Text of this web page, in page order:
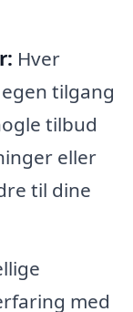
Hver
tilgang
tilbud
eller
til dine
med